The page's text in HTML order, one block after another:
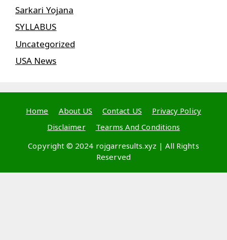
Sarkari Yojana
SYLLABUS
Uncategorized
USA News
Home About US Contact US
Privacy Policy
Disclaimer
Tearms And Conditions
Copyright © 2024 rojgarresults.xyz | All Rights
Reserved